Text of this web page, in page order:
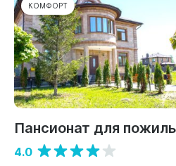
КОМФОРТ
Пансионат для
4.0